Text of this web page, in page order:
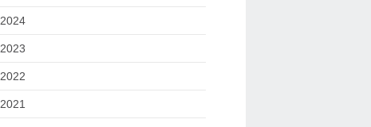
2024
2023
2022
2021